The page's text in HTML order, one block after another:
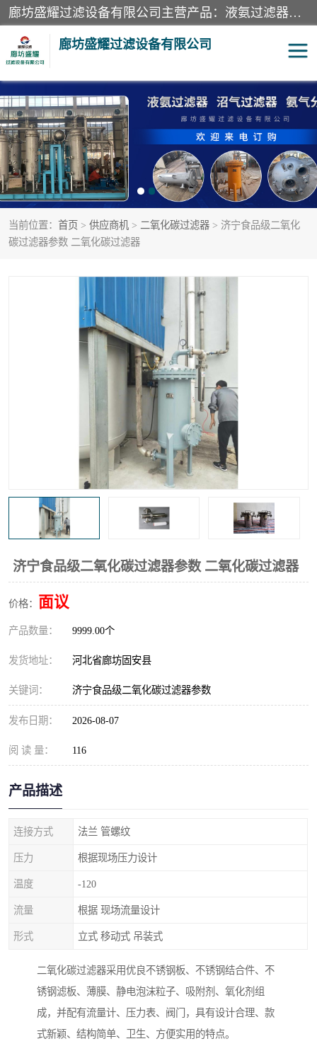
廊坊盛耀过滤设备有限公司主营产品：液氨过滤器、沼气过滤器、氨气分离器、二氧化碳过滤器、过滤器、液氨氨气过滤器、天然气过滤器、管道过滤器、*过滤器、液氨除油除水过滤器、氨气除油除水过滤器、焦炉煤气除焦油过滤器等。
廊坊盛耀过滤设备有限公司
当前位置： 首页 > 供应商机 > 二氧化碳过滤器 > 济宁食品级二氧化
碳过滤器参数 二氧化碳过滤器
济宁食品级二氧化碳过滤器参数 二氧化碳过滤器
价格： 面议
产品数量： 9999.00个
发货地址： 河北省廊坊固安县
关键词： 济宁食品级二氧化碳过滤器参数
发布日期： 2026-08-07
阅 读 量： 116
产品描述
连接方式 法兰 管螺纹
压力 根据现场压力设计
温度 -120
流量 根据 现场流量设计
形式 立式 移动式 吊装式
二氧化碳过滤器采用优良不锈钢板、不锈钢结合件、不
锈钢滤板、薄膜、静电泡沫粒子、吸附剂、氧化剂组
成，并配有流量计、压力表、阀门，具有设计合理、款
式新颖、结构简单、卫生、方便实用的特点。
二氧化碳过滤器 过滤器
液氨氨气过滤器 沼气过滤器
天然气过滤器 管道过滤器
甲醇过滤器 液氨除油除水过滤器
硝酸尾气分离器 酸雾聚结分离器
高炉煤气过滤器 替代进口过滤器
化工盐酸气聚结器 耐腐蚀除雾器滤芯